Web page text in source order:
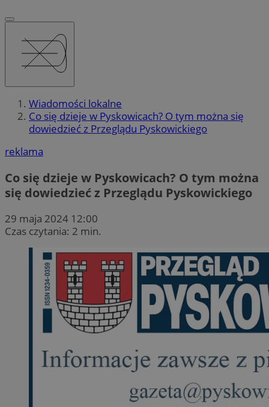
Wiadomości lokalne
Co się dzieje w Pyskowicach? O tym można się
dowiedzieć z Przeglądu Pyskowickiego
reklama
Co się dzieje w Pyskowicach? O tym można
się dowiedzieć z Przeglądu Pyskowickiego
29 maja 2024 12:00
Czas czytania: 2 min.